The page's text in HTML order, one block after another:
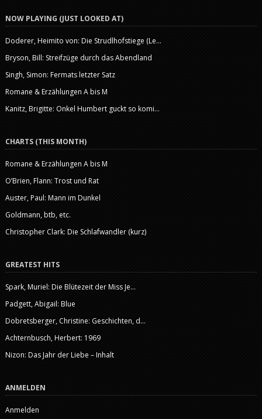
NOW PLAYING (JUST LOOKED AT)
Doderer, Heimito von: Die Strudlhofstiege (Le...
Bryson, Bill: Streifzüge durch das Abendland
Singh, Simon: Fermats letzter Satz
Romane & Erzählungen A bis M
Kanitz, Brigitte: Onkel Humbert guckt so komi...
CHARTS (THIS MONTH)
Romane & Erzählungen A bis M
O’Brien, Flann: Trost und Rat
Auster, Paul: Mann im Dunkel
Goldmann, btb, etc.
Christopher Clark: Die Schlafwandler (kurz)
GREATEST HITS
Spark, Muriel: Die Blütezeit der Miss Je...
Padgett, Abigail: Blue
Dobretsberger, Christine: Geschichten, d...
Achternbusch, Herbert: 1969
Nizon: Das Jahr der Liebe – Inhalt
ANMELDEN
Anmelden